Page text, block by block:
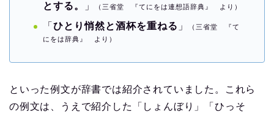
とする。
」 （三省堂 『てにをは連想語辞典』 より）
「 ひとり悄然と酒杯を重ねる 」
（三省堂 『て
にをは辞典』 より）
といった例文が辞書では紹介されていました。これら
の例文は、うえで紹介した「しょんぼり」「ひっそ